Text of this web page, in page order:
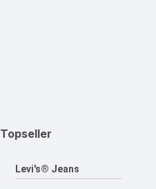
Topseller
Levi's® Jeans